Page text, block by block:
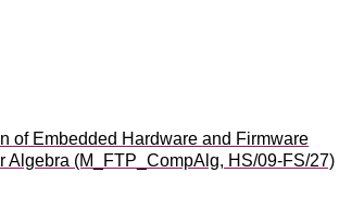
of Embedded Hardware and Firmware
Algebra (M_FTP_CompAlg, HS/09-FS/27)